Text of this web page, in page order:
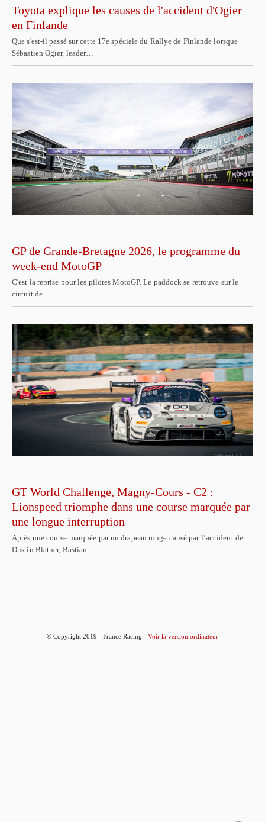
Toyota explique les causes de l'accident d'Ogier
en Finlande
Que s'est-il passé sur cette 17e spéciale du Rallye de Finlande lorsque
Sébastien Ogier, leader…
GP de Grande-Bretagne 2026, le programme du
week-end MotoGP
C'est la reprise pour les pilotes MotoGP. Le paddock se retrouve sur le
circuit de…
GT World Challenge, Magny-Cours - C2 :
Lionspeed triomphe dans une course marquée par
une longue interruption
Après une course marquée par un drapeau rouge causé par l’accident de
Dustin Blatner, Bastian…
© Copyright 2019 - France Racing Voir la version ordinateur